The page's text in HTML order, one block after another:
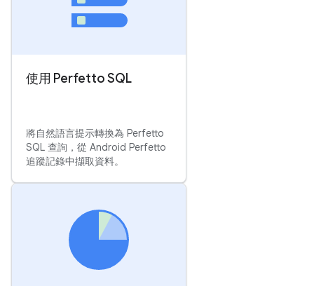
使用 Perfetto SQL
將自然語言提示轉換為 Perfetto
SQL 查詢，從 Android Perfetto
追蹤記錄中擷取資料。